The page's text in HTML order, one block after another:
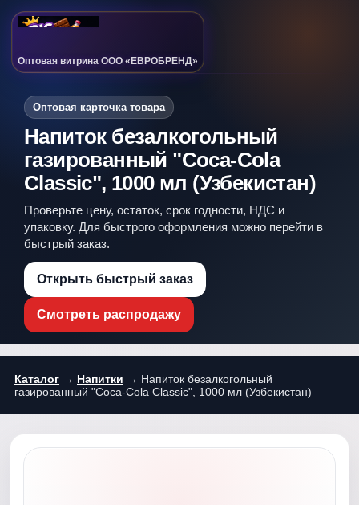
Оптовая витрина ООО «ЕВРОБРЕНД»
Оптовая карточка товара
Напиток безалкогольный
газированный "Соса-Соla
Classic", 1000 мл (Узбекистан)
Проверьте цену, остаток, срок годности, НДС и
упаковку. Для быстрого оформления можно перейти в
быстрый заказ.
Открыть быстрый заказ
Смотреть распродажу
Каталог → Напитки → Напиток безалкогольный
газированный "Соса-Соla Classic", 1000 мл (Узбекистан)